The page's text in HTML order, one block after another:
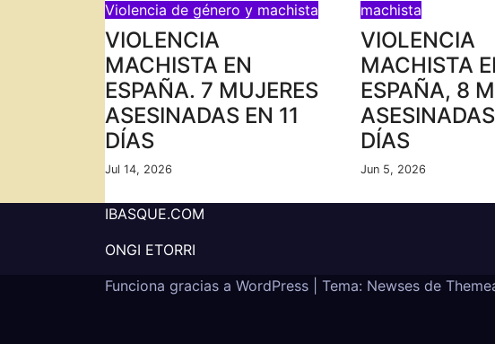
Violencia de género y machista
VIOLENCIA
MACHISTA EN
ESPAÑA. 7 MUJERES
ASESINADAS EN 11
DÍAS
Jul 14, 2026
machista
VIOLENCIA
MACHISTA
ESPAÑA, 8
DÍAS
Jun 5, 2026
IBASQUE.COM
ONGI ETORRI
Funciona gracias a WordPress
Tema: Newses de